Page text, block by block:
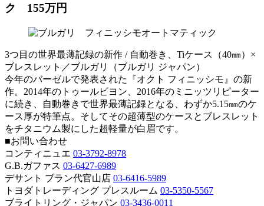
ク 155万円
3つ目の世界最薄記録の新作 / 自動巻き、Tiケース（40㎜）×
ブレスレット／ブルガリ（ブルガリ ジャパン）
今年のバーゼルで発表された『オクト フィニッシモ』の新
作。2014年のトゥールビヨン、2016年のミニッツリピーター
に続き、自動巻きで世界最薄記録となる、わずか5.15㎜のケ
ース厚が特筆点。そしてその超薄型のケースとブレスレット
をチタニウム製にした超軽量が白眉です。
■お問い合わせ
コンティニュエ 03-3792-8978
G.B.ガファス 03-6427-6989
デサント ブラン代官山店 03-6416-5989
トヨダトレーディング プレスルーム 03-5350-5567
ブライトリング・ジャパン 03-3436-0011